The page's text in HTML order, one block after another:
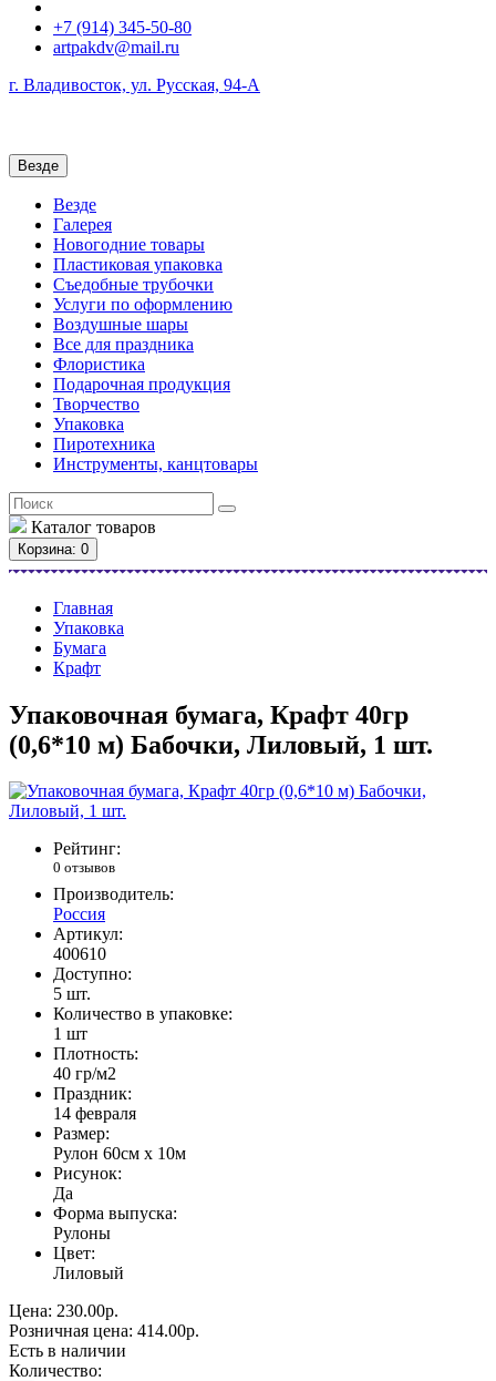
+7 (914) 345-50-80
artpakdv@mail.ru
г. Владивосток, ул. Русская, 94-А
Везде
Везде
Галерея
Новогодние товары
Пластиковая упаковка
Съедобные трубочки
Услуги по оформлению
Воздушные шары
Все для праздника
Флористика
Подарочная продукция
Творчество
Упаковка
Пиротехника
Инструменты, канцтовары
Каталог товаров
Корзина: 0
Главная
Упаковка
Бумага
Крафт
Упаковочная бумага, Крафт 40гр
(0,6*10 м) Бабочки, Лиловый, 1 шт.
Рейтинг:
0 отзывов
Производитель:
Россия
Артикул:
400610
Доступно:
5 шт.
Количество в упаковке:
1 шт
Плотность:
40 гр/м2
Праздник:
14 февраля
Размер:
Рулон 60см х 10м
Рисунок:
Да
Форма выпуска:
Рулоны
Цвет:
Лиловый
Цена: 230.00р.
Розничная цена: 414.00р.
Есть в наличии
Количество: